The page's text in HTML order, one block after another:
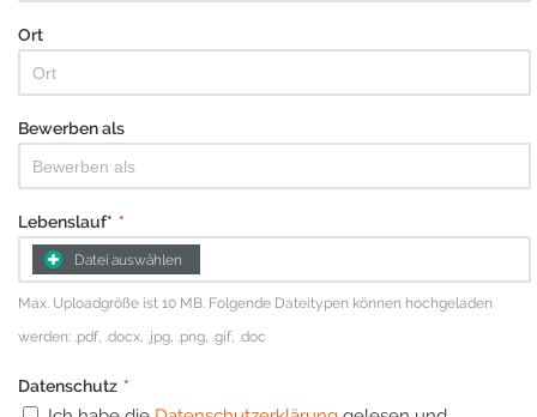
Ort
Bewerben als
Lebenslauf* *
Datei auswählen
Max. Uploadgröße ist 10 MB. Folgende Dateitypen können hochgeladen
werden: .pdf, .docx, .jpg, .png, .gif, .doc
Datenschutz *